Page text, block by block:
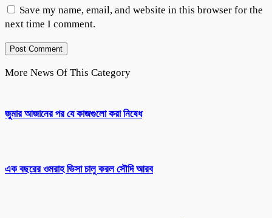
Save my name, email, and website in this browser for the
next time I comment.
More News Of This Category
জুমার আজানের পর যে কাজগুলো করা নিষেধ
এক বছরের ওমরাহ ভিসা চালু করল সৌদি আরব